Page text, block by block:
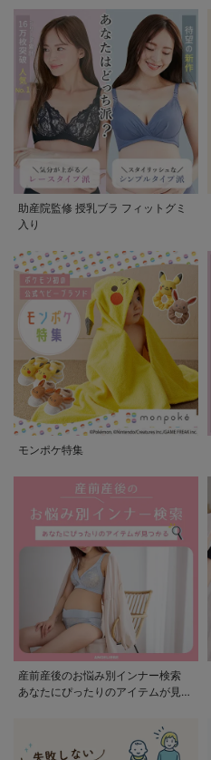
助産院監修 授乳ブラ フィットグミ
入り
モンポケ特集
産前産後のお悩み別インナー検索
あなたにぴったりのアイテムが見つ